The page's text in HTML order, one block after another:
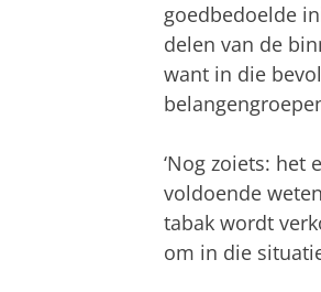
goedbedoelde
delen van de
want in die
‘Nog zoiets:
voldoende
tabak wordt
om in die